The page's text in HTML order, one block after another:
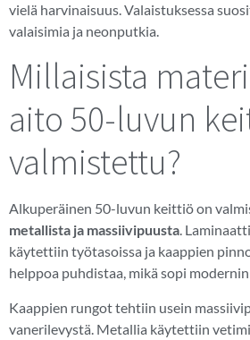
vielä harvinaisuus. Valaistuksessa
valaisimia ja neonputkia.
Millaisista
aito 50-luvun
valmistettu?
Alkuperäinen 50-luvun keittiö on
metallista ja massiivipuusta.
käytettiin työtasoissa ja kaappien
helppoa puhdistaa, mikä sopi
Kaappien rungot tehtiin usein
vanerilevystä. Metallia käytettiin